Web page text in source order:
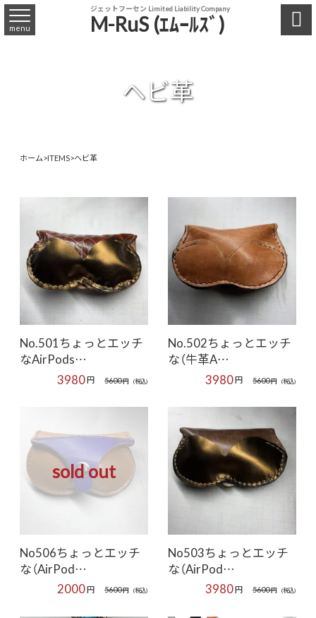
ジェットフーセン Limited Liability Company
M-RuS (ｴﾑｰﾙｽﾞ)
menu 
ヘビ革
ホーム>ITEMS>ヘビ革
No.501ちょっとエッチ
なAirPods…
5600円 (税込)
3980円
No.502ちょっとエッチ
な（牛革A…
5600円 (税込)
3980円
sold out
No506ちょっとエッチ
な（AirPod…
5600円 (税込)
2000円
No503ちょっとエッチ
な（AirPod…
5600円 (税込)
3980円